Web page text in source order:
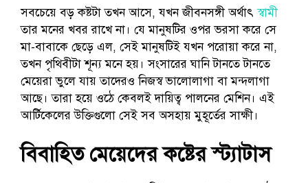
সবচেয়ে বড় কষ্টটা তখন আসে, যখন জীবনসঙ্গী অর্থাৎস্বামী
তার মনের খবর রাখে না। যে মানুষটির ওপর ভরসা করে সে
মা-বাবাকে ছেড়ে এল, সেই মানুষটিই যখন পরোয়া করে না,
তখন পৃথিবীটা শূন্য মনে হয়। সংসারের ঘানি টানতে টানতে
মেয়েরা ভুলে যায় তাদেরও নিজস্ব ভালোলাগা বা মন্দলাগা
আছে। তারা হয়ে ওঠে কেবলই দায়িত্ব পালনের মেশিন। এই
আর্টিকেলের উক্তিগুলো সেই সব অসহায় মুহূর্তের সাক্ষী।
বিবাহিত মেয়েদের কষ্টের স্ট্যাটাস